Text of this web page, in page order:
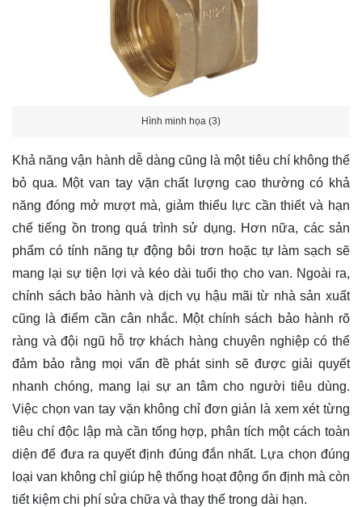
Hình minh họa (3)
Khả năng vận hành dễ dàng cũng là một tiêu chí không thể
bỏ qua. Một van tay vặn chất lượng cao thường có khả
năng đóng mở mượt mà, giảm thiểu lực cần thiết và hạn
chế tiếng ồn trong quá trình sử dụng. Hơn nữa, các sản
phẩm có tính năng tự động bôi trơn hoặc tự làm sạch sẽ
mang lại sự tiện lợi và kéo dài tuổi thọ cho van. Ngoài ra,
chính sách bảo hành và dịch vụ hậu mãi từ nhà sản xuất
cũng là điểm cần cân nhắc. Một chính sách bảo hành rõ
ràng và đội ngũ hỗ trợ khách hàng chuyên nghiệp có thể
đảm bảo rằng mọi vấn đề phát sinh sẽ được giải quyết
nhanh chóng, mang lại sự an tâm cho người tiêu dùng.
Việc chọn van tay vặn không chỉ đơn giản là xem xét từng
tiêu chí độc lập mà cần tổng hợp, phân tích một cách toàn
diện để đưa ra quyết định đúng đắn nhất. Lựa chọn đúng
loại van không chỉ giúp hệ thống hoạt động ổn định mà còn
tiết kiệm chi phí sửa chữa và thay thế trong dài hạn.